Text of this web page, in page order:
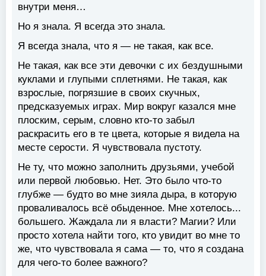
внутри меня…
Но я знала. Я всегда это знала.
Я всегда знала, что я — не такая, как все.
Не такая, как все эти девочки с их бездушными
куклами и глупыми сплетнями. Не такая, как
взрослые, погрязшие в своих скучных,
предсказуемых играх. Мир вокруг казался мне
плоским, серым, словно кто-то забыл
раскрасить его в те цвета, которые я видела на
месте серости. Я чувствовала пустоту.
Не ту, что можно заполнить друзьями, учебой
или первой любовью. Нет. Это было что-то
глубже — будто во мне зияла дыра, в которую
проваливалось всё обыденное. Мне хотелось...
большего. Жаждала ли я власти? Магии? Или
просто хотела найти того, кто увидит во мне то
же, что чувствовала я сама — то, что я создана
для чего-то более важного?